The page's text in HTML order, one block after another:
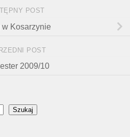
POST
w Kosarzynie
POST
2009/10
Szukaj